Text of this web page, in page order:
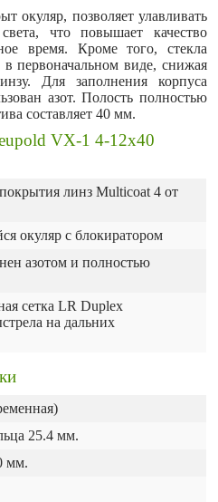
окуляр, позволяет улавливать
что повышает качество
время. Кроме того, стекла
первоначальном виде, снижая
Для заполнения корпуса
азот. Полость полностью
составляет 40 мм.
VX-1 4-12x40
линз Multicoat 4 от
окуляр с блокиратором
азотом и полностью
сетка LR Duplex
на дальних
25.4 мм.
мм.